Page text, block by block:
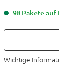
98 Pakete auf
Wichtige